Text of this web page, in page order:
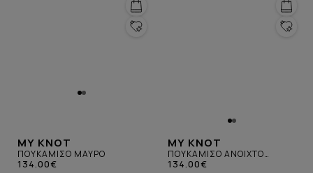
MY KNOT
ΠΟΥΚΑΜΙΣΟ ΜΑΥΡΟ
134.00€
MY KNOT
ΠΟΥΚΑΜΙΣΟ ΑΝΟΙΧΤΟ
ΠΡΑΣΙΝΟ
134.00€